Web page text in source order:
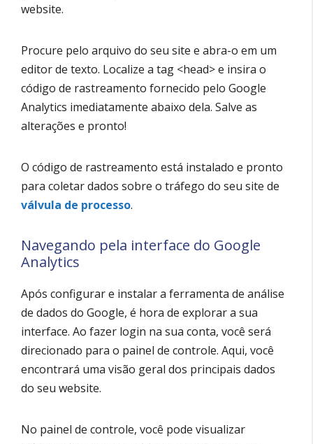
website.
Procure pelo arquivo do seu site e abra-o em um
editor de texto. Localize a tag <head> e insira o
código de rastreamento fornecido pelo Google
Analytics imediatamente abaixo dela. Salve as
alterações e pronto!
O código de rastreamento está instalado e pronto
para coletar dados sobre o tráfego do seu site de
válvula de processo.
Navegando pela interface do Google
Analytics
Após configurar e instalar a ferramenta de análise
de dados do Google, é hora de explorar a sua
interface. Ao fazer login na sua conta, você será
direcionado para o painel de controle. Aqui, você
encontrará uma visão geral dos principais dados
do seu website.
No painel de controle, você pode visualizar